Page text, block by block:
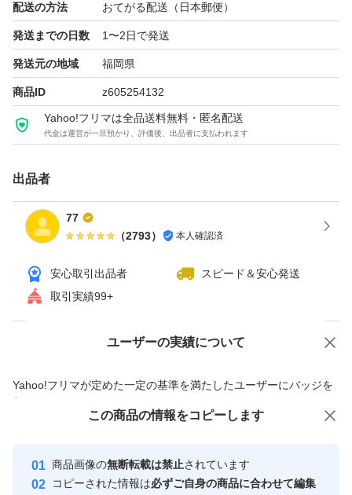
長年の研究結果による、こだわり抜いた染料バランスを採
用。
１回の使時から白髪の染まりの実感を目指し、多種類の染
料をバランス良く配合。髪一本一本を包み込んで、濃厚で
リッチに染め上げます。
◆ダブルケラチン*配合で、しっかりダメージ補修
髪を傷めず染めてツヤやかな仕上がり。
部に浸透し、日々のダメージをしっかりケア。
通報します
ブランド：ヘンケル サイオス
配送の方法 おてがる配送（日本郵便）
発送までの日数 1〜2日で発送
発送元の地域 福岡県
商品ID z605254132
Yahoo!フリマは全品送料無料・匿名配送
代金は運営が一旦預かり、評価後、出品者に支払われます
出品者
77
（2793） 本人確認済
安心取引出品者
スピード＆安心発送
取引実績99+
ユーザーの実績について
Yahoo!フリマが定めた一定の基準を満たしたユーザーにバッジを
付与しています
安心取引出品者
心・安全なユーザーです
価格の相談 商品への質問
この商品の情報をコピーします
商品画像の無断転載は禁止されています
コピーされた情報は必ずご自身の商品に合わせて編集
この商品をみている人にオススメ